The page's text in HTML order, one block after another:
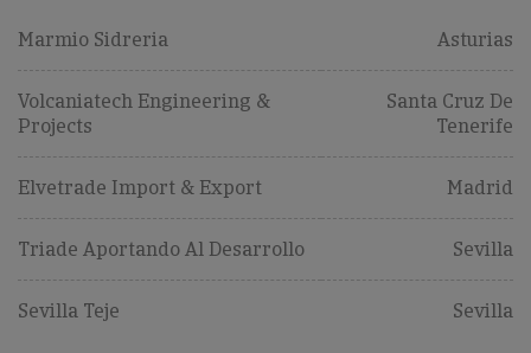
Marmio Sidreria Asturias
Volcaniatech Engineering &
Projects
Santa Cruz De
Tenerife
Elvetrade Import & Export Madrid
Triade Aportando Al Desarrollo Sevilla
Sevilla Teje Sevilla